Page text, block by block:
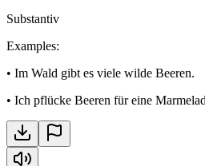
Substantiv
Examples:
• Im Wald gibt es viele wilde Beeren.
• Ich pflücke Beeren für eine